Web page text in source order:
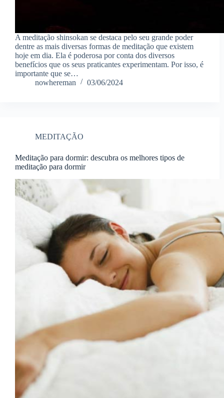
A meditação shinsokan se destaca pelo seu grande poder
dentre as mais diversas formas de meditação que existem
hoje em dia. Ela é poderosa por conta dos diversos
benefícios que os seus praticantes experimentam. Por isso, é
importante que se…
nowhereman
03/06/2024
MEDITAÇÃO
Meditação para dormir: descubra os melhores tipos de
meditação para dormir